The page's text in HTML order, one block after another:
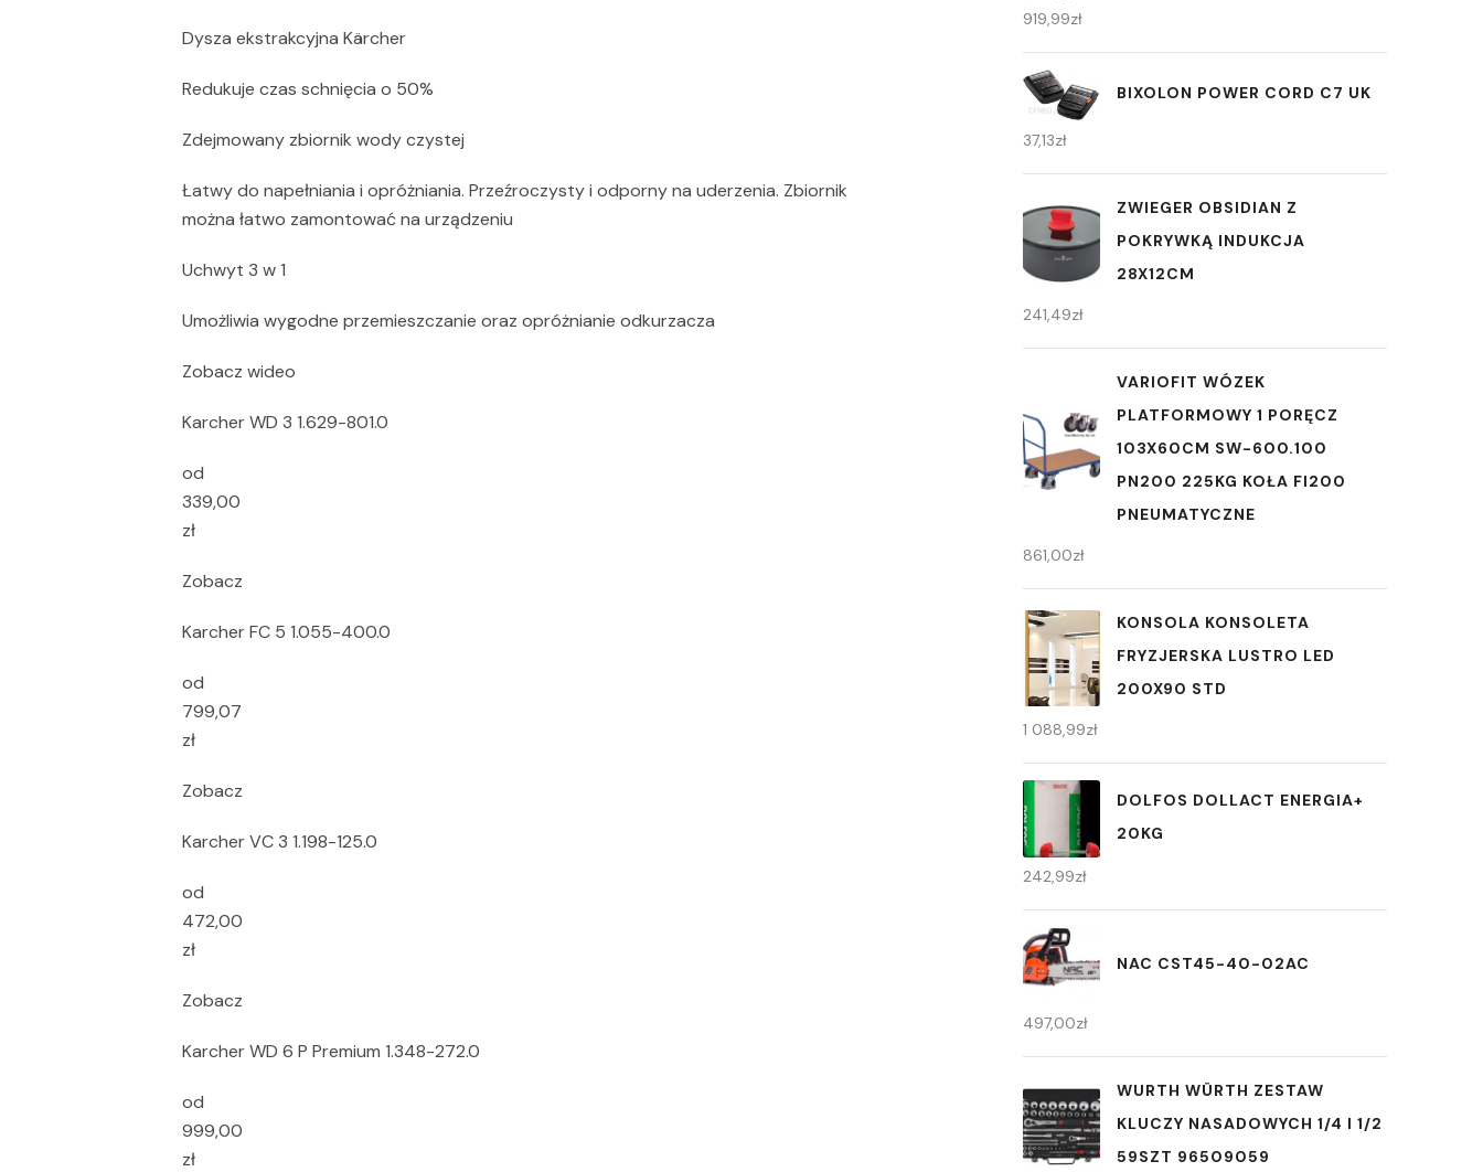
Dysza ekstrakcyjna Kärcher
Redukuje czas schnięcia o 50%
Zdejmowany zbiornik wody czystej
Łatwy do napełniania i opróżniania. Przeźroczysty i odporny na uderzenia. Zbiornik
można łatwo zamontować na urządzeniu
Uchwyt 3 w 1
Umożliwia wygodne przemieszczanie oraz opróżnianie odkurzacza
Zobacz wideo
Karcher WD 3 1.629-801.0
od
339,00
zł
Zobacz
Karcher FC 5 1.055-400.0
od
799,07
zł
Zobacz
Karcher VC 3 1.198-125.0
od
472,00
zł
Zobacz
Karcher WD 6 P Premium 1.348-272.0
od
999,00
zł
919,99zł
BIXOLON POWER CORD C7 UK
37,13zł
ZWIEGER OBSIDIAN Z
POKRYWKĄ INDUKCJA
28X12CM
241,49zł
VARIOFIT WÓZEK
PLATFORMOWY 1 PORĘCZ
103X60CM SW-600.100
PN200 225KG KOŁA FI200
PNEUMATYCZNE
861,00zł
KONSOLA KONSOLETA
FRYZJERSKA LUSTRO LED
200X90 STD
1 088,99zł
DOLFOS DOLLACT ENERGIA+
20KG
242,99zł
NAC CST45-40-02AC
497,00zł
WURTH WÜRTH ZESTAW
KLUCZY NASADOWYCH 1/4 I 1/2
59SZT 96509059